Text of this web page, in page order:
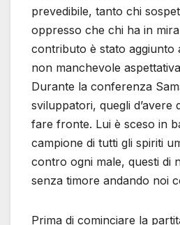
prevedibile, tanto chi
oppresso che chi ha in
contributo è stato aggiunto
non manchevole
Durante la conferenza
sviluppatori, quegli d’avere
fare fronte. Lui è sceso in
campione di tutti gli spiriti
contro ogni male, questi di
senza timore andando noi
Prima di cominciare la